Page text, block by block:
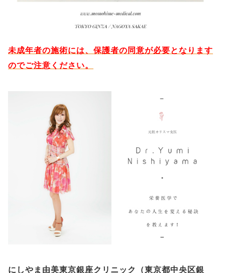
未成年者の施術には、保護者の同意が必要となります
のでご注意ください。
にしやま由美東京銀座クリニック（東京都中央区銀